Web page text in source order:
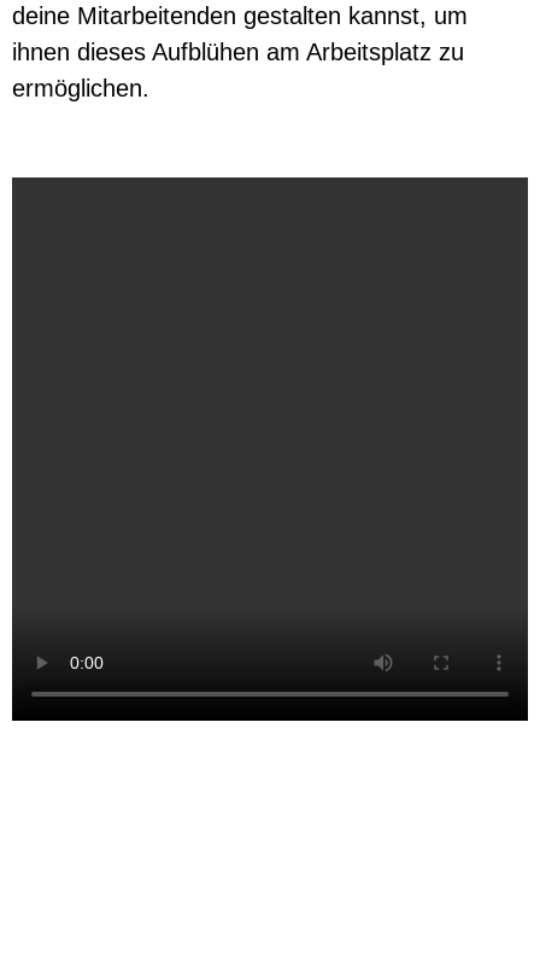
deine Mitarbeitenden gestalten kannst, um
ihnen dieses Aufblühen am Arbeitsplatz zu
ermöglichen.